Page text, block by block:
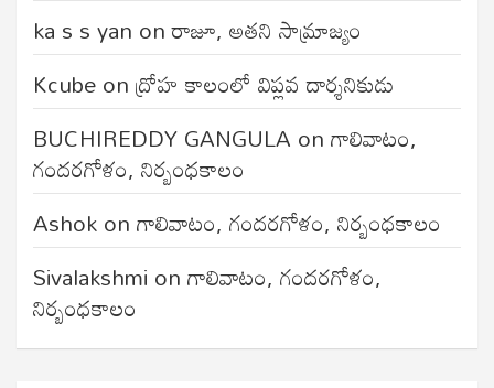
ka s s yan onరాజూ, అతని సామ్రాజ్యం
Kcubeonద్రోహ కాలంలో విప్లవ దార్శనికుడు
BUCHIREDDY GANGULA onగాలివాటం,
గందరగోళం, నిర్బంధకాలం
Ashokonగాలివాటం, గందరగోళం, నిర్బంధకాలం
Sivalakshmi onగాలివాటం, గందరగోళం,
నిర్బంధకాలం